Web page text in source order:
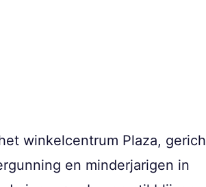
winkelcentrum Plaza,
en minderjarigen in